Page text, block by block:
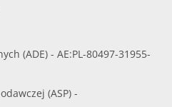
(ADE) - AE:PL-80497-31955-
(ASP) -